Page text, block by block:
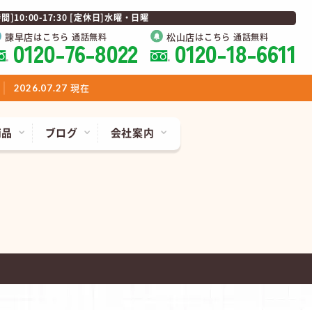
間]10:00-17:30 [定休日]水曜・日曜
諫早店はこちら 通話無料
0120-76-8022 松山店はこちら 通話無料
0120-18-6611
ブログ 会社案内
2026.07.27 現在